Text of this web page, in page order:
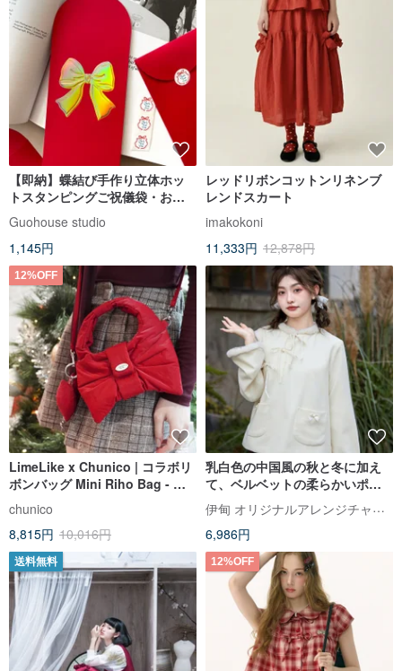
【即納】蝶結び手作り立体ホッ
トスタンピングご祝儀袋・お年
玉袋 3 枚入り
Guohouse studio
1,145円
レッドリボンコットンリネンブ
レンドスカート
imakokoni
11,333円 12,878円
12%OFF
LimeLike x Chunico | コラボリ
ボンバッグ Mini Riho Bag - 限
定レッド
chunico
8,815円 10,016円
乳白色の中国風の秋と冬に加え
て、ベルベットの柔らかいポケ
ット コート ジャケット グリーン
コーヒー色の豪華な秋と冬のズ
ボン
伊甸 オリジナルアレンジチャイナドレス
6,986円
送料無料 12%OFF